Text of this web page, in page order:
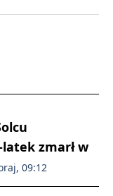
zmarł w
09:12